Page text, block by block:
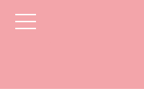
toggle
navigation